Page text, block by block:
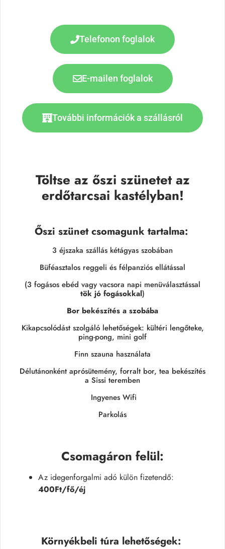
Telefonon foglalok
E-mailen foglalok
További információk a szállásról
Töltse az őszi szünetet az
erdőtarcsai kastélyban!
Őszi szünet csomagunk tartalma:
3 éjszaka szállás kétágyas szobában
Büféasztalos reggeli és félpanziós ellátással
(3 fogásos ebéd vagy vacsora napi menüválasztással
tök jó fogásokkal)
Bor bekészítés a szobába
Kikapcsolódást szolgáló lehetőségek: kültéri lengőteke,
ping-pong, mini golf
Finn szauna használata
Délutánonként aprósütemény, forralt bor, tea bekészítés
a Sissi teremben
Ingyenes Wifi
Parkolás
Csomagáron felül:
Az idegenforgalmi adó külön fizetendő:
400Ft/fő/éj
Környékbeli túra lehetőségek: